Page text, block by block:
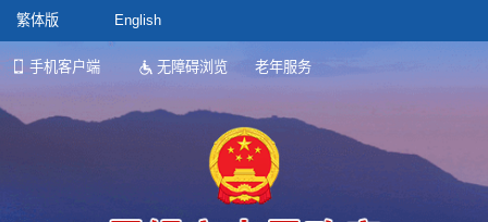
繁体版 English
手机客户端 无障碍浏览 老年服务